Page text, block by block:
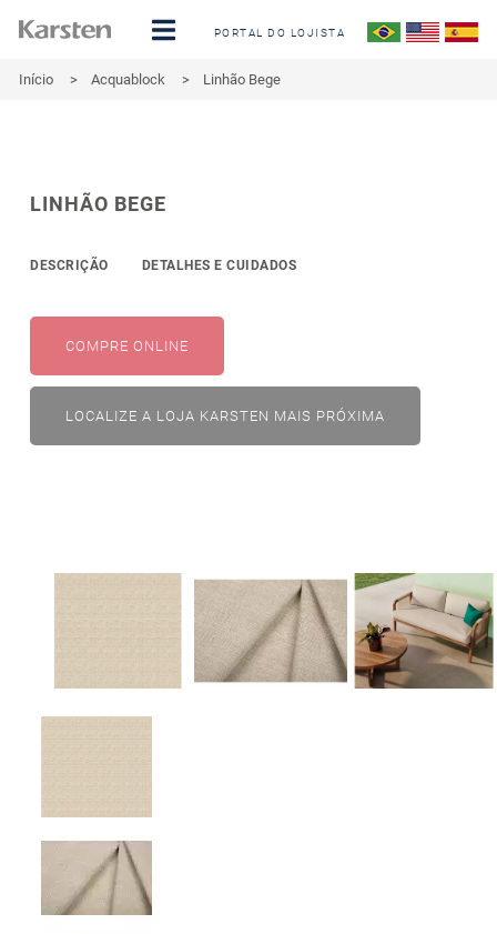
PORTAL DO LOJISTA
Início > Acquablock > Linhão Bege
LINHÃO BEGE
DESCRIÇÃO DETALHES E CUIDADOS
COMPRE ONLINE
LOCALIZE A LOJA KARSTEN MAIS PRÓXIMA